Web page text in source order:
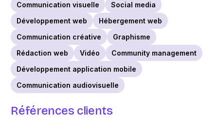
Communication visuelle
Social media
Développement web
Hébergement web
Communication créative
Graphisme
Rédaction web
Vidéo
Community management
Développement application mobile
Communication audiovisuelle
Références clients